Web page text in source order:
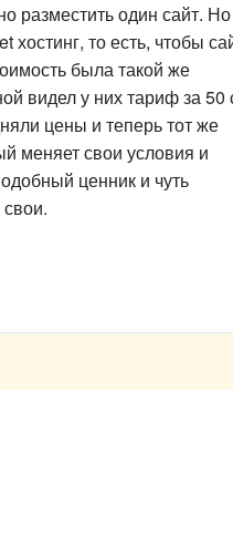
разместить один сайт.
то есть, чтобы
была такой же
видел у них тариф за 50
цены и теперь тот же
меняет свои условия и
ценник и чуть